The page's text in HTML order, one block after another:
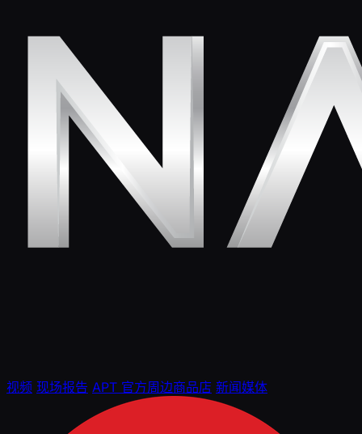
视频 现场报告 APT 官方周边商品店 新闻媒体